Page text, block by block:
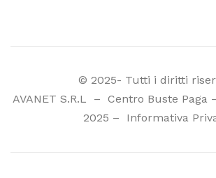
© 2025- Tutti i diritti
AVANET S.R.L
– Centro Buste Paga
2025 – Informativa